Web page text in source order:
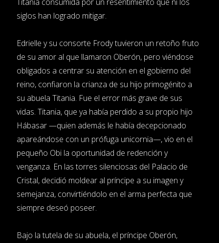
siglos han logrado mitigar.
Edrielle y su consorte Frody tuvieron un retoño fruto
de su amor al que llamaron Oberón, pero viéndose
obligados a centrar su atención en el gobierno del
reino, confiaron la crianza de su hijo primogénito a
su abuela Titania. Fue el error más grave de sus
vidas. Titania, que ya había perdido a su propio hijo
Hábasar —quien además le había decepcionado
apareándose con un prófuga unicornia—, vio en el
pequeño Obi la oportunidad de redención y
venganza. En las torres silenciosas del Palacio de
Cristal, decidió moldear al príncipe a su imagen y
semejanza, convirtiéndolo en el arma perfecta que
siempre deseó poseer.
Bajo la tutela de su abuela, el príncipe Oberón,